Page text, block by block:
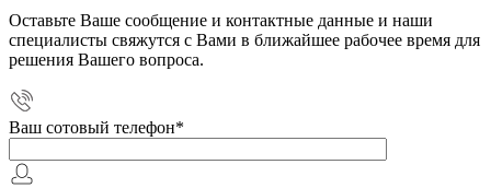
Оставьте Ваше сообщение и контактные данные и наши
специалисты свяжутся с Вами в ближайшее рабочее время для
решения Вашего вопроса.
Ваш сотовый телефон*